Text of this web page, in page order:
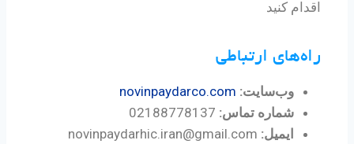
اقدام کنید
راه‌های ارتباطی
وب‌سایت: novinpaydarco.com
شماره تماس:
ایمیل: